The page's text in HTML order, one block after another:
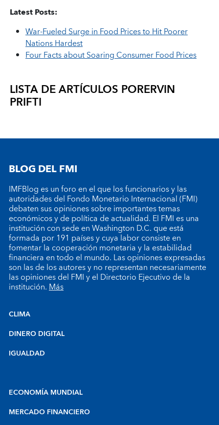
Latest Posts:
War-Fueled Surge in Food Prices to Hit Poorer
Nations Hardest
Four Facts about Soaring Consumer Food Prices
LISTA DE ARTÍCULOS PORERVIN
PRIFTI
BLOG DEL FMI
IMFBlog es un foro en el que los funcionarios y las
autoridades del Fondo Monetario Internacional (FMI)
debaten sus opiniones sobre importantes temas
económicos y de política de actualidad. El FMI es una
institución con sede en Washington D.C. que está
formada por 191 países y cuya labor consiste en
fomentar la cooperación monetaria y la estabilidad
financiera en todo el mundo. Las opiniones expresadas
son las de los autores y no representan necesariamente
las opiniones del FMI y el Directorio Ejecutivo de la
institución.Más
CLIMA
DINERO DIGITAL
IGUALDAD
ECONOMÍA MUNDIAL
MERCADO FINANCIERO